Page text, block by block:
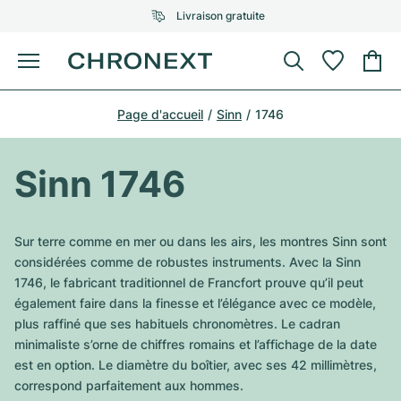
Livraison gratuite
Menu
Acheter une montre
UNE SÉLECTION D'EXCEPTION
Tous les modèles Rolex
Modèles les plus vendus
Air-King
Omega
Tous les modèles Omega
Modèles les plus vendus
Patek Philippe
Tous les modèles Patek Philippe
Modèles les plus vendus
Audemars Piguet
Tous les modèles Audemars Piguet
Cartier
Breitling
Montres d'occasion
Bijoux
UNE SÉLECTION D'EXCEPTION
Tiffany
Louis Vuitton
Gebauer & Gebauer
Van Cleef & Arpels
Bvlgari
Nouveautés
Sale
Page d'accueil Sinn 1746
Sinn 1746
Sur terre comme en mer ou dans les airs, les montres Sinn sont
considérées comme de robustes instruments. Avec la Sinn
1746, le fabricant traditionnel de Francfort prouve qu’il peut
également faire dans la finesse et l’élégance avec ce modèle,
plus raffiné que ses habituels chronomètres. Le cadran
minimaliste s’orne de chiffres romains et l’affichage de la date
est en option. Le diamètre du boîtier, avec ses 42 millimètres,
correspond parfaitement aux hommes.